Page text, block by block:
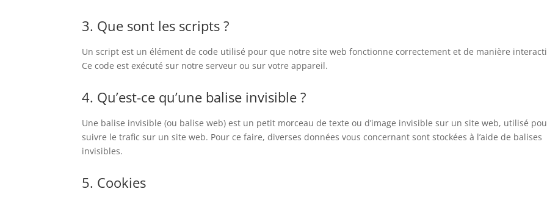
3. Que sont les scripts ?
Un script est un élément de code utilisé pour que notre site web fonctionne correctement et de manière
Ce code est exécuté sur notre serveur ou sur votre appareil.
4. Qu’est-ce qu’une balise invisible ?
Une balise invisible (ou balise web) est un petit morceau de texte ou d’image invisible sur un site web, utilisé
suivre le trafic sur un site web. Pour ce faire, diverses données vous concernant sont stockées à l’aide de balises
invisibles.
5. Cookies